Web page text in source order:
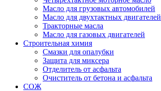
Масло для грузовых автомобилей
Масло для двухтактных двигателей
Тракторные масла
Масло для газовых двигателей
Строительная химия
Смазки для опалубки
Защита для миксера
Отделитель от асфальта
Очиститель от бетона и асфальта
СОЖ